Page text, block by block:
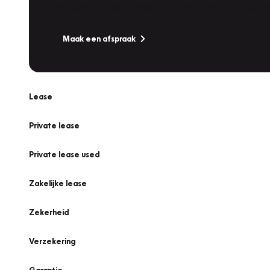
Maak een afspraak
Lease
Private lease
Private lease used
Zakelijke lease
Zekerheid
Verzekering